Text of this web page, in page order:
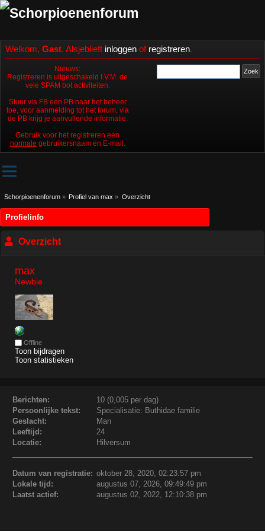
Welkom, Gast. Alsjeblieft inloggen of registreren.
Nieuws:
Registreren is uitgeschakeld I.V.M. de
vele SPAM bot activiteiten.
Stuur via FB een PB naar het beheer
toe, voor aanmelding tot het forum, via
de PB krijg je aanvullende informatie.
Gebruik voor het registreren een
normale gebruikersnaam en E-mail.
Schorpioenenforum» Profiel van max » Overzicht
Profielinfo
Overzicht
max
Newbie
Offline
Toon bijdragen
Toon statistieken
Berichten:
10 (0,005 per dag)
Persoonlijke tekst:
Specialisatie: Buthidae familie
Geslacht:
Man
Leeftijd:
24
Locatie:
Hilversum
Datum van registratie: oktober 28, 2020, 02:23:57 pm
Lokale tijd:
augustus 07, 2026, 09:49:49 pm
Laatst actief:
augustus 02, 2022, 12:10:38 pm